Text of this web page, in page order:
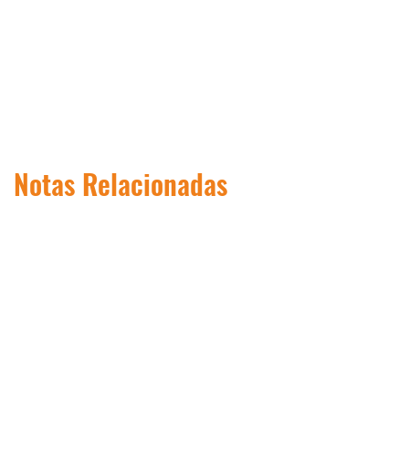
Notas Relacionadas